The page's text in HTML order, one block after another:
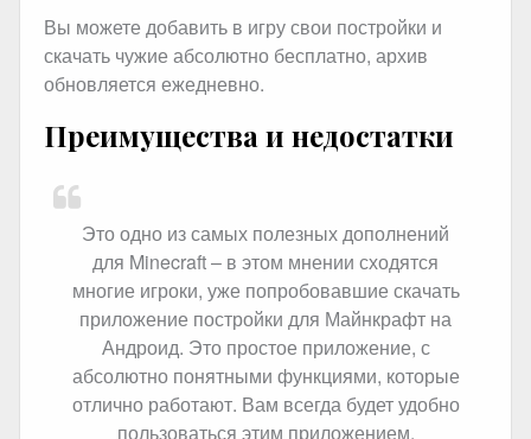
Вы можете добавить в игру свои постройки и
скачать чужие абсолютно бесплатно, архив
обновляется ежедневно.
Преимущества и недостатки
Это одно из самых полезных дополнений
для Minecraft – в этом мнении сходятся
многие игроки, уже попробовавшие скачать
приложение постройки для Майнкрафт на
Андроид. Это простое приложение, с
абсолютно понятными функциями, которые
отлично работают. Вам всегда будет удобно
пользоваться этим приложением.